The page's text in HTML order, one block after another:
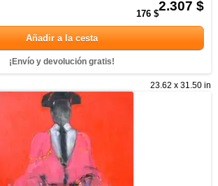
2.307 $
176 $
Añadir a la cesta
¡Envío y devolución gratis!
23.62 x 31.50 in